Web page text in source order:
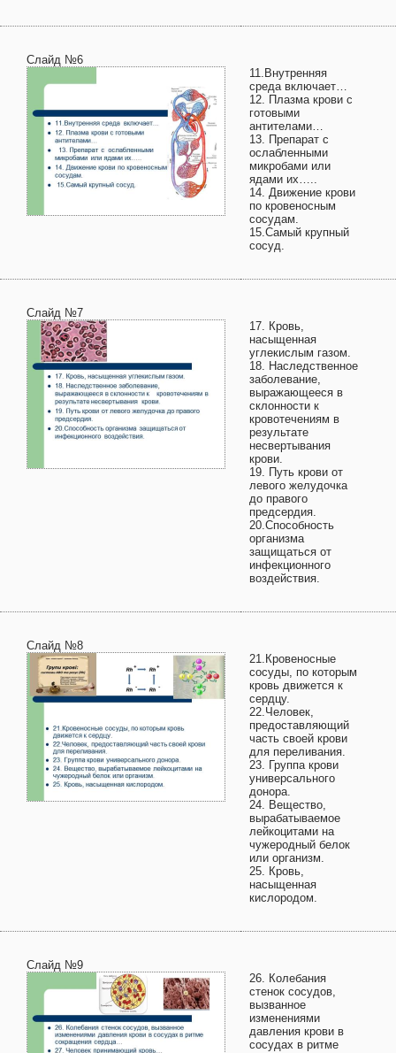
Слайд №6
11.Внутренняя
среда включает…
12. Плазма крови с
готовыми
антителами…
13. Препарат с
ослабленными
микробами или
ядами их…..
14. Движение крови
по кровеносным
сосудам.
15.Самый крупный
сосуд.
Слайд №7
17. Кровь,
насыщенная
углекислым газом.
18. Наследственное
заболевание,
выражающееся в
склонности к
кровотечениям в
результате
несвертывания
крови.
19. Путь крови от
левого желудочка
до правого
предсердия.
20.Способность
организма
защищаться от
инфекционного
воздействия.
Слайд №8
21.Кровеносные
сосуды, по которым
кровь движется к
сердцу.
22.Человек,
предоставляющий
часть своей крови
для переливания.
23. Группа крови
универсального
донора.
24. Вещество,
вырабатываемое
лейкоцитами на
чужеродный белок
или организм.
25. Кровь,
насыщенная
кислородом.
Слайд №9
26. Колебания
стенок сосудов,
вызванное
изменениями
давления крови в
сосудах в ритме